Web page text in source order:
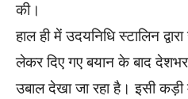
की।
हाल ही में उदयनिधि स्टालिन
लेकर दिए गए बयान के बाद
उबाल देखा जा रहा है। इसी